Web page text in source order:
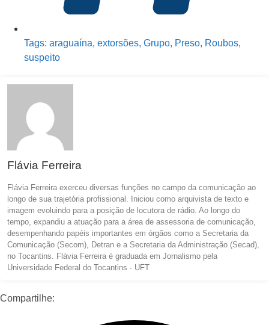
Tags: araguaína, extorsões, Grupo, Preso, Roubos,
suspeito
Flávia Ferreira
Flávia Ferreira exerceu diversas funções no campo da comunicação ao
longo de sua trajetória profissional. Iniciou como arquivista de texto e
imagem evoluindo para a posição de locutora de rádio. Ao longo do
tempo, expandiu a atuação para a área de assessoria de comunicação,
desempenhando papéis importantes em órgãos como a Secretaria da
Comunicação (Secom), Detran e a Secretaria da Administração (Secad),
no Tocantins. Flávia Ferreira é graduada em Jornalismo pela
Universidade Federal do Tocantins - UFT
Compartilhe: